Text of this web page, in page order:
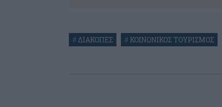
# ΔΙΑΚΟΠΕΣ #ΚΟΙΝΩΝΙΚΟΣ ΤΟΥΡΙΣΜΟΣ